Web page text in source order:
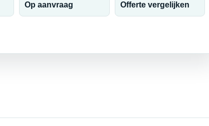
Op aanvraag
Offerte vergelijken